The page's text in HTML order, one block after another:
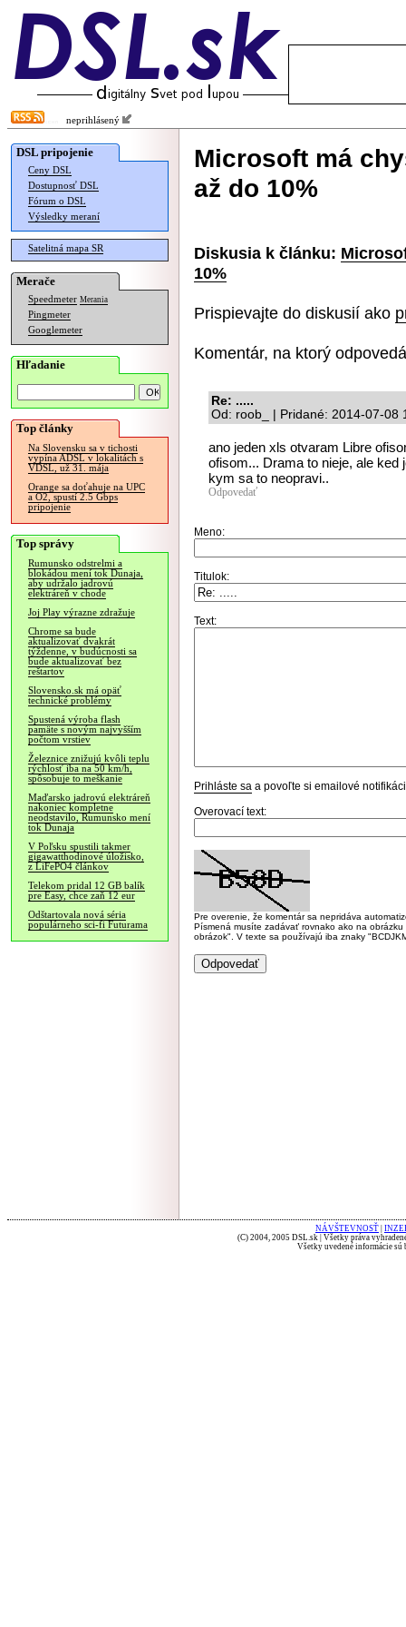
neprihlásený
DSL pripojenie
Ceny DSL
Dostupnosť DSL
Fórum o DSL
Výsledky meraní
Satelitná mapa SR
Merače
Speedmeter Merania
Pingmeter
Googlemeter
Hľadanie
Top články
Na Slovensku sa v tichosti
vypína ADSL v lokalitách s
VDSL, už 31. mája
Orange sa doťahuje na UPC
a O2, spustí 2.5 Gbps
pripojenie
Top správy
Rumunsko odstrelmi a
blokádou mení tok Dunaja,
aby udržalo jadrovú
elektráreň v chode
Joj Play výrazne zdražuje
Chrome sa bude
aktualizovať dvakrát
týždenne, v budúcnosti sa
bude aktualizovať bez
reštartov
Slovensko.sk má opäť
technické problémy
Spustená výroba flash
pamäte s novým najvyšším
počtom vrstiev
Železnice znižujú kvôli teplu
rýchlosť iba na 50 km/h,
spôsobuje to meškanie
Maďarsko jadrovú elektráreň
nakoniec kompletne
neodstavilo, Rumunsko mení
tok Dunaja
V Poľsku spustili takmer
gigawatthodinové úložisko,
z LiFePO4 článkov
Telekom pridal 12 GB balík
pre Easy, chce zaň 12 eur
Odštartovala nová séria
populárneho sci-fi Futurama
Microsoft má
až do 10%
Diskusia k článku:
10%
Prispievajte do diskusií ako
Komentár, na ktorý
Re: .....
Od: roob_ | Pridané: 2014-07-08
ano jeden xls otvaram Libre
ofisom... Drama to nieje, ale ked
kym sa to neopravi..
Odpovedať
Meno:
Titulok:
Text:
Prihláste sa a povoľte si emailové
Overovací text:
Pre overenie, že komentár sa nepridáva
Písmená musíte zadávať rovnako ako na
obrázok". V texte sa používajú iba znaky
NÁVŠTEVNOSŤ
(C) 2004, 2005 DSL.sk | Všetky práva
Všetky uvedené informácie sú